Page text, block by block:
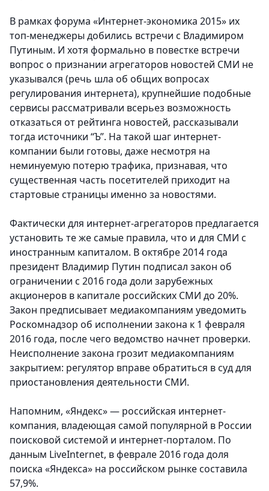
В рамках форума «Интернет-экономика 2015» их
топ-менеджеры добились встречи с Владимиром
Путиным. И хотя формально в повестке встречи
вопрос о признании агрегаторов новостей СМИ не
указывался (речь шла об общих вопросах
регулирования интернета), крупнейшие подобные
сервисы рассматривали всерьез возможность
отказаться от рейтинга новостей, рассказывали
тогда источники “Ъ”. На такой шаг интернет-
компании были готовы, даже несмотря на
неминуемую потерю трафика, признавая, что
существенная часть посетителей приходит на
стартовые страницы именно за новостями.
Фактически для интернет-агрегаторов предлагается
установить те же самые правила, что и для СМИ с
иностранным капиталом. В октябре 2014 года
президент Владимир Путин подписал закон об
ограничении с 2016 года доли зарубежных
акционеров в капитале российских СМИ до 20%.
Закон предписывает медиакомпаниям уведомить
Роскомнадзор об исполнении закона к 1 февраля
2016 года, после чего ведомство начнет проверки.
Неисполнение закона грозит медиакомпаниям
закрытием: регулятор вправе обратиться в суд для
приостановления деятельности СМИ.
Напомним, «Яндекс» — российская интернет-
компания, владеющая самой популярной в России
поисковой системой и интернет-порталом. По
данным LiveInternet, в феврале 2016 года доля
поиска «Яндекса» на российском рынке составила
57,9%.